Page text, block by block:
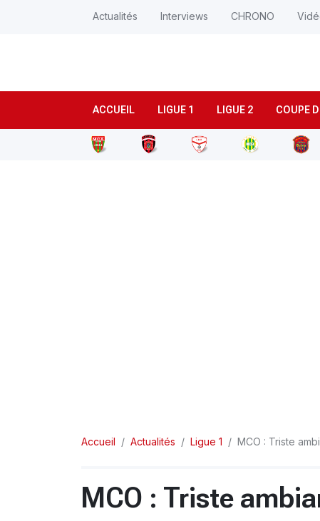
ACCUEIL LIGUE 1 LIGUE 2 COUPE
Actualités Interviews CHRONO
Accueil Actualités Ligue 1 MCO : Triste
MCO : Triste